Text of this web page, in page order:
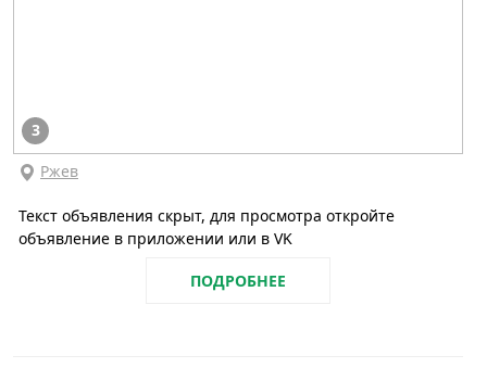
3
Ржев
Текст объявления скрыт, для просмотра откройте
объявление в приложении или в VK
ПОДРОБНЕЕ